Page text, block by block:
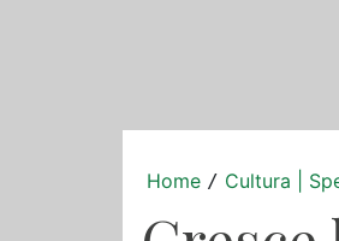
Home / Cultura |